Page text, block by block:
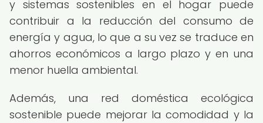
y sistemas sostenibles en el hogar puede
contribuir a la reducción del consumo de
energía y agua, lo que a su vez se traduce en
ahorros económicos a largo plazo y en una
menor huella ambiental.
Además, una red doméstica ecológica
sostenible puede mejorar la comodidad y la